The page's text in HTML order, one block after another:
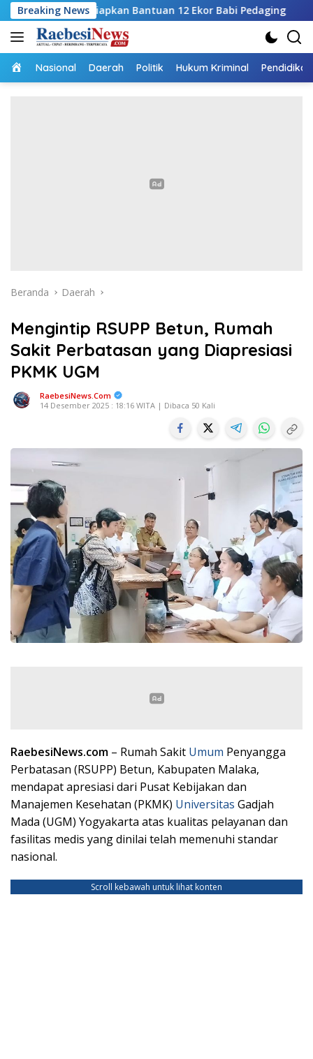
Langsung
ke
konten
Breaking News
Bantuan 12 Ekor Babi Pedaging RSUPP
Home
Nasional Daerah Politik Hukum Kriminal Pendidikan
Beranda Daerah
Mengintip RSUPP Betun, Rumah
Sakit Perbatasan yang Diapresiasi
PKMK UGM
RaebesiNews.Com
14 Desember 2025 : 18:16 WITA | Dibaca 50 Kali
RaebesiNews.com – Rumah Sakit Umum Penyangga
Perbatasan (RSUPP) Betun, Kabupaten Malaka,
mendapat apresiasi dari Pusat Kebijakan dan
Manajemen Kesehatan (PKMK) Universitas Gadjah
Mada (UGM) Yogyakarta atas kualitas pelayanan dan
fasilitas medis yang dinilai telah memenuhi standar
nasional.
Scroll kebawah untuk lihat konten